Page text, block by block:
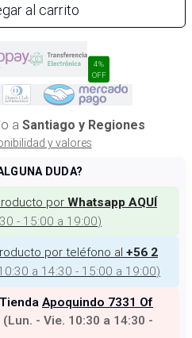
al carrito
4%
OFF
a Santiago y Regiones
y valores
DUDA?
por Whatsapp AQUÍ
- 15:00 a 19:00)
por teléfono al +56 2
a 14:30 - 15:00 a 19:00)
Apoquindo 7331 Of
(Lun. - Vie. 10:30 a 14:30 -